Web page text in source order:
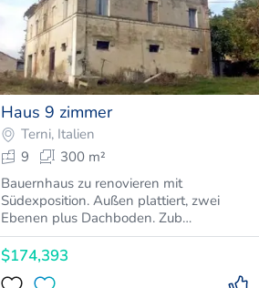
Haus 9 zimmer
Terni, Italien
9
300 m²
Bauernhaus zu renovieren mit
Südexposition. Außen plattiert, zwei
Ebenen plus Dachboden. Zub…
$174,393
14
13